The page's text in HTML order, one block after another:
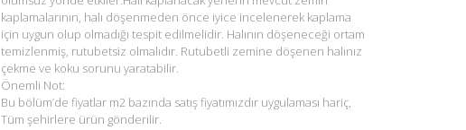
kaplamalarının, halı döşenmeden önce iyice incelenerek kaplama
için uygun olup olmadığı tespit edilmelidir. Halının döşeneceği ortam
temizlenmiş, rutubetsiz olmalıdır. Rutubetli zemine döşenen halınız
çekme ve koku sorunu yaratabilir.
Önemli Not:
Bu bölüm’de fiyatlar m2 bazında satış fiyatımızdır uygulaması hariç,
Tüm şehirlere ürün gönderilir.